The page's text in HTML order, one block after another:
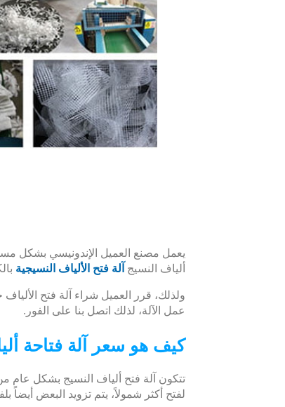
ألياف النسيج آلة فتح الألياف النسيجية
ولذلك، قرر العميل شراء آلة فتح
عمل الآلة، لذلك اتصل بنا على الفور.
كيف هو سعر آلة فتاحة
تتكون آلة فتح ألياف النسيج بشكل عام
لفتح أكثر شمولاً، يتم تزويد البعض أيضاً